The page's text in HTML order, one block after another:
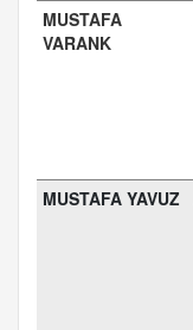
MUSTAFA
VARANK
MUSTAFA YAVUZ